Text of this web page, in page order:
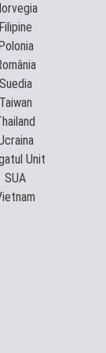
Filipine
Suedia
Taiwan
Unit
SUA